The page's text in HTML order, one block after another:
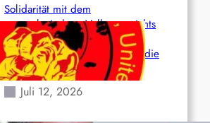
Solidarität mit dem
venezolanischem Volk angesichts
der verlorenen Leben und der
katastrophalen Situation durch die
Erdbeben des 24. Juni!
Juli 12, 2026